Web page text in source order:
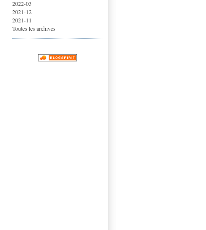
2022-03
2021-12
2021-11
Toutes les archives